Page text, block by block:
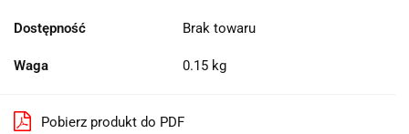
Dostępność Brak towaru
Waga 0.15 kg
Pobierz produkt do PDF